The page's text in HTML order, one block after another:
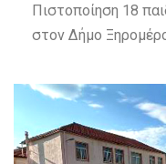
Πιστοποίηση 18
στον Δήμο